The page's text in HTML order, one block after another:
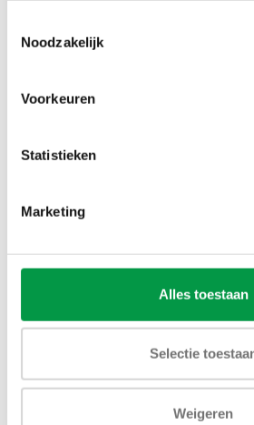
Noodzakelijk
Voorkeuren
Statistieken
Marketing
Alles toestaan
Selectie
Weigeren
GERELATEERDE